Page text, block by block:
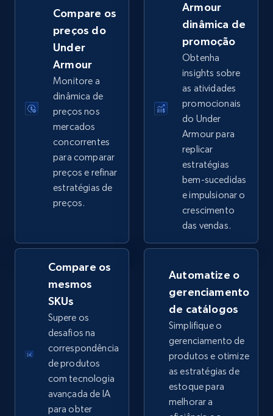
eBay - Gather data on products using
specified keywords
URL, Product id, Title, Seller name, Seller rating,
Seller reviews, Breadcrumbs, Root category, and
more.
2.5K+
eBay - Collect products from shops on eBay
URL, Product id, Title, Seller name, Seller rating,
Seller reviews, Breadcrumbs, Root category, and
2.5K+ 359+
eBay - Collect records by category
URL, Product id, Title, Seller name, Seller rating,
Seller reviews, Breadcrumbs, Root category, and
Comece agora
Compare os
preços do
Under
Armour
Monitore a
dinâmica de
preços nos
mercados
concorrentes
para comparar
preços e refinar
estratégias de
preços.
Armour
dinâmica de
promoção
Obtenha
insights sobre
as atividades
promocionais
do Under
Armour para
replicar
estratégias
bem-sucedidas
e impulsionar o
crescimento
das vendas.
Compare os
mesmos
SKUs
Supere os
desafios na
correspondência
de produtos
com tecnologia
avançada de IA
para obter
Automatize o
gerenciamento
de catálogos
Simplifique o
gerenciamento de
produtos e otimize
as estratégias de
estoque para
melhorar a